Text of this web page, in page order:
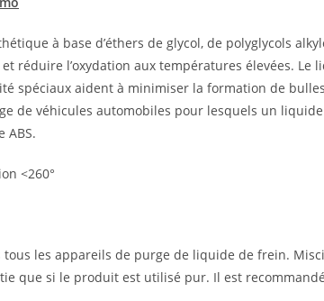
à base d’éthers de glycol, de polyglycols
réduire l’oxydation aux températures élevées. Le
spéciaux aident à minimiser la formation de
de véhicules automobiles pour lesquels un
ABS.
<260°
les appareils de purge de liquide de frein.
que si le produit est utilisé pur. Il est